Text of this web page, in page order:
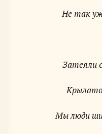
Затеяли
Мы люди